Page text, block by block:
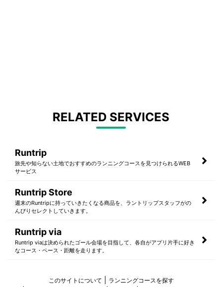
RELATED SERVICES
Runtrip
旅先や知らない土地でおすすめのランニングコースを見つけられるWEB
サービス
Runtrip Store
週末のRuntripに持っていきたくなる商品を、ラントリップスタッフがの
んびりセレクトしていきます。
Runtrip via
Runtrip viaは決められたゴール会場を目指して、各自がアプリ片手に好き
なコース・ペース・距離を走ります。
このサイトについて ランニングコースを探す